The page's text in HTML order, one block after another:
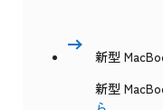
新型
新型